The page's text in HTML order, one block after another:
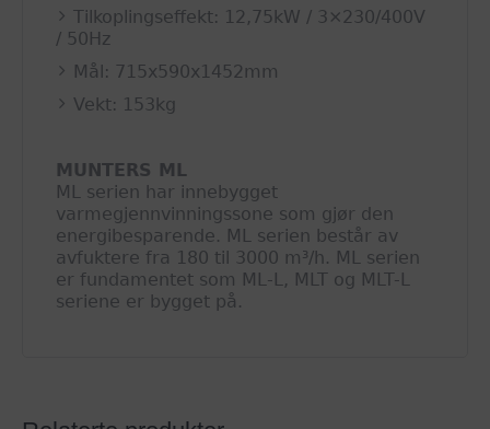
Tilkoplingseffekt: 12,75kW / 3×230/400V
/ 50Hz
Mål: 715x590x1452mm
Vekt: 153kg
MUNTERS ML
ML serien har innebygget
varmegjennvinningssone som gjør den
energibesparende. ML serien består av
avfuktere fra 180 til 3000 m³/h. ML serien
er fundamentet som ML-L, MLT og MLT-L
seriene er bygget på.